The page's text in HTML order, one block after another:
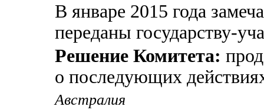
В январе 2015 года
переданы государству-
Решение Комитета:
о последующих
Австралия